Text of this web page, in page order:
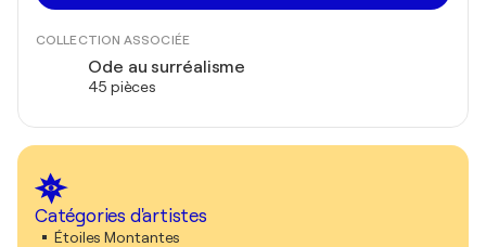
COLLECTION ASSOCIÉE
Ode au surréalisme
45 pièces
Catégories d'artistes
Étoiles Montantes